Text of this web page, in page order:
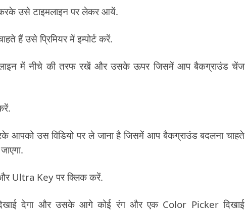
उसे टाइमलाइन पर लेकर आयें.
हैं उसे प्रिमियर में इम्पोर्ट करें.
में नीचे की तरफ रखें और उसके ऊपर जिसमें आप बैकग्राउंड चेंज
उस विडियो पर ले जाना है जिसमें आप बैकग्राउंड बदलना चाहते
Ultra Key पर क्लिक करें.
देगा और उसके आगे कोई रंग और एक Color Picker दिखाई